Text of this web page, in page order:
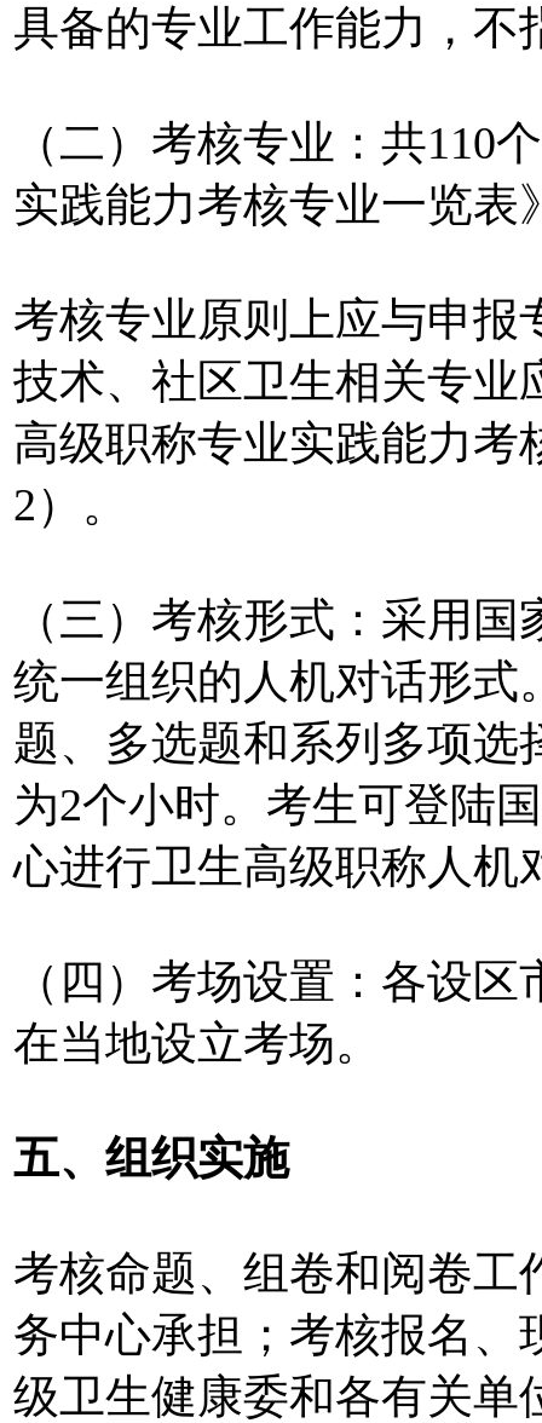
具备的专业工作能力，不
（二）考核专业：共110
实践能力考核专业一览表
考核专业原则上应与申报
技术、社区卫生相关专业
高级职称专业实践能力考
2）。
（三）考核形式：采用
统一组织的人机对话形式
题、多选题和系列多项选
为2个小时。考生可登陆
心进行卫生高级职称人机
（四）考场设置：各设
在当地设立考场。
五、组织实施
考核命题、组卷和阅卷工
务中心承担；考核报名、
级卫生健康委和各有关单